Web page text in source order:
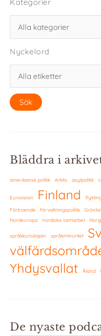
Kategorier
Nyckelord
Bläddra i
amerikansk politik Arktis asylpolitik
Eurovision Finland
Förtroende
förvaltningspolitik
Nordeuropa
nordiska samarbet
språkkunskaper språkminoritet
Yhdysvallat Åland
De nyaste